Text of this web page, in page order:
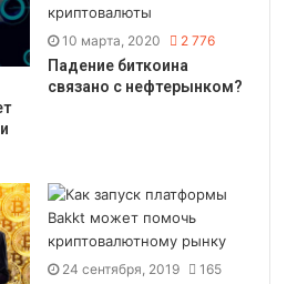
10 марта, 2020 2 776
Падение биткоина
связано с нефтерынком?
24 сентября, 2019 165